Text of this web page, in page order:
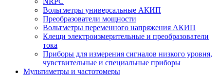
Вольтметры универсальные АКИП
Преобразователи мощности
Вольтметры переменного напряжения АКИП
Клещи электроизмерительные и преобразователи
тока
Приборы для измерения сигналов низкого уровня,
чувствительные и специальные приборы
Мультиметры и частотомеры